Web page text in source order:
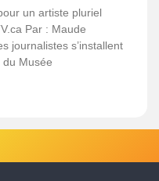
un artiste pluriel
Par : Maude
journalistes s’installent
Musée